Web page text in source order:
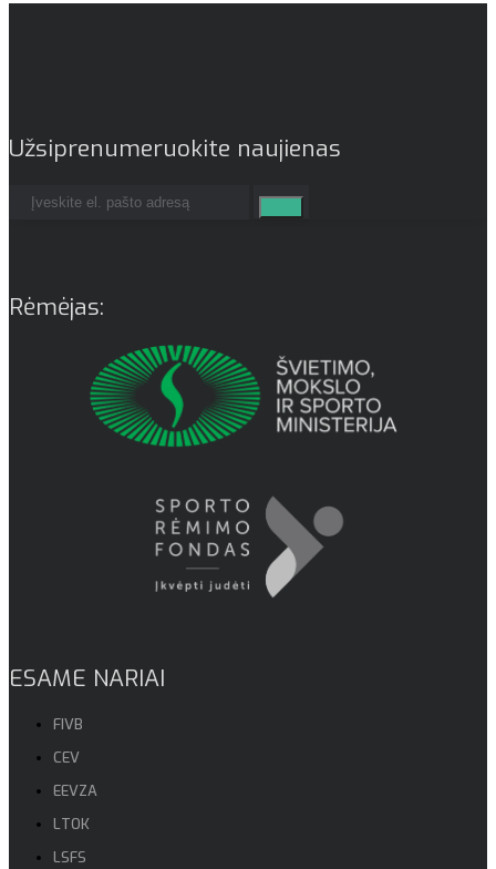
Užsiprenumeruokite naujienas
Rėmėjas:
ESAME NARIAI
FIVB
CEV
EEVZA
LTOK
LSFS